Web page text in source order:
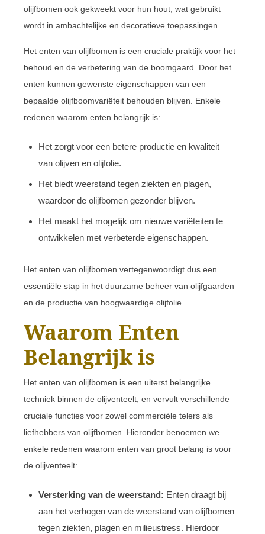
olijfbomen ook gekweekt voor hun hout, wat gebruikt
wordt in ambachtelijke en decoratieve toepassingen.
Het enten van olijfbomen is een cruciale praktijk voor het
behoud en de verbetering van de boomgaard. Door het
enten kunnen gewenste eigenschappen van een
bepaalde olijfboomvariëteit behouden blijven. Enkele
redenen waarom enten belangrijk is:
Het zorgt voor een betere productie en kwaliteit
van olijven en olijfolie.
Het biedt weerstand tegen ziekten en plagen,
waardoor de olijfbomen gezonder blijven.
Het maakt het mogelijk om nieuwe variëteiten te
ontwikkelen met verbeterde eigenschappen.
Het enten van olijfbomen vertegenwoordigt dus een
essentiële stap in het duurzame beheer van olijfgaarden
en de productie van hoogwaardige olijfolie.
Waarom Enten
Belangrijk is
Het enten van olijfbomen is een uiterst belangrijke
techniek binnen de olijventeelt, en vervult verschillende
cruciale functies voor zowel commerciële telers als
liefhebbers van olijfbomen. Hieronder benoemen we
enkele redenen waarom enten van groot belang is voor
de olijventeelt:
Versterking van de weerstand: Enten draagt bij
aan het verhogen van de weerstand van olijfbomen
tegen ziekten, plagen en milieustress. Hierdoor